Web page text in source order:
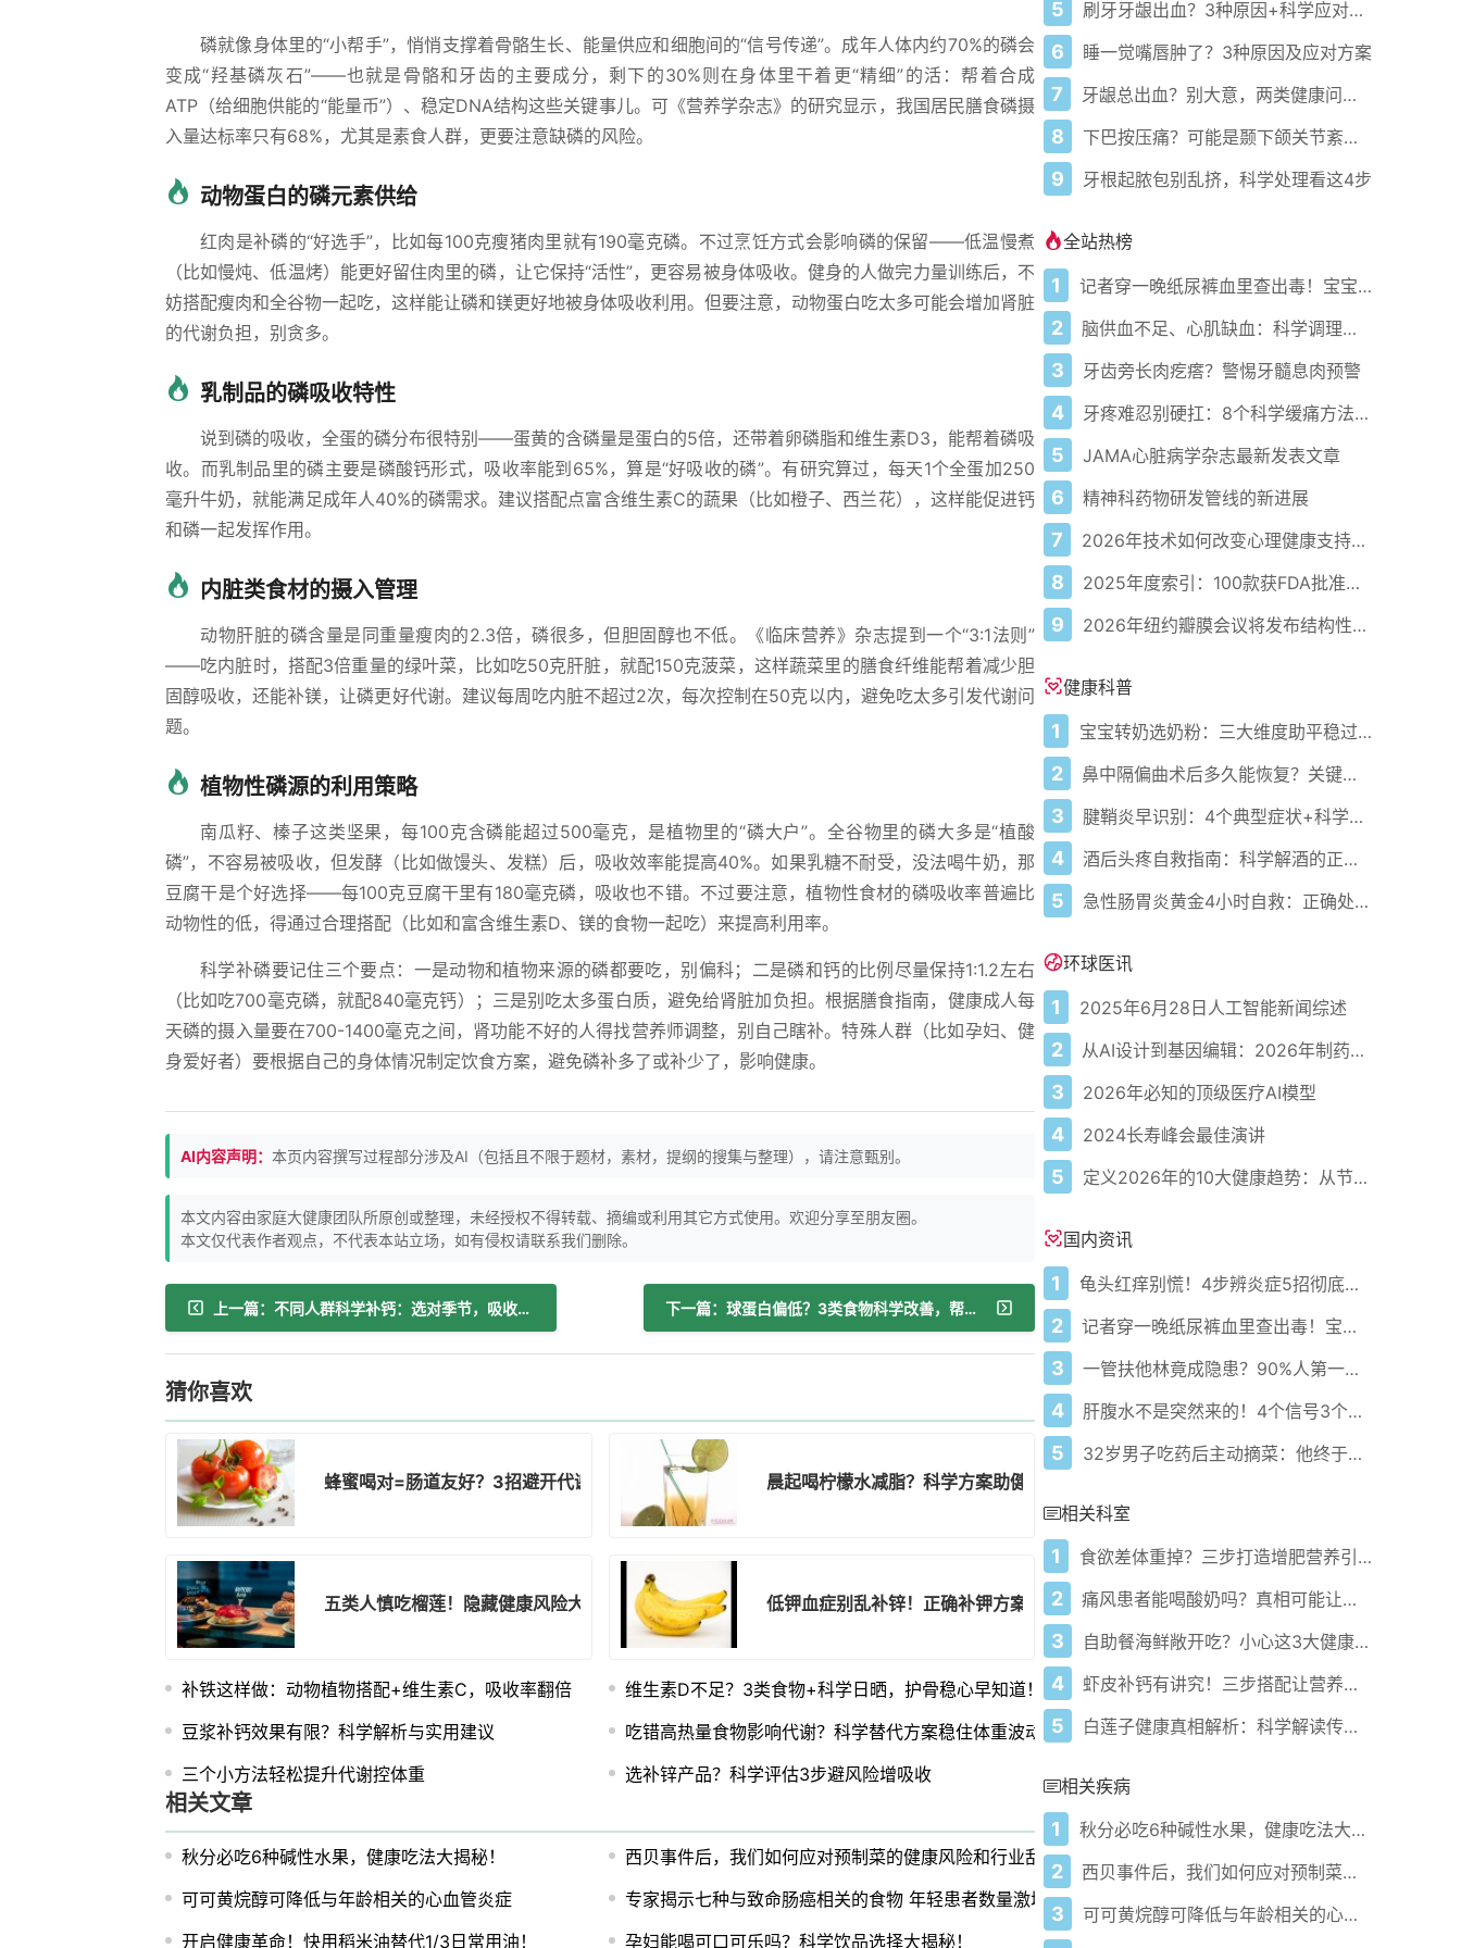
磷就像身体里的“小帮手”，悄悄支撑着骨骼生长、能量供应和细胞间的“信号传递”。成年人体内约70%的磷会
变成“羟基磷灰石”——也就是骨骼和牙齿的主要成分，剩下的30%则在身体里干着更“精细”的活：帮着合成
ATP（给细胞供能的“能量币”）、稳定DNA结构这些关键事儿。可《营养学杂志》的研究显示，我国居民膳食磷摄
入量达标率只有68%，尤其是素食人群，更要注意缺磷的风险。
动物蛋白的磷元素供给
红肉是补磷的“好选手”，比如每100克瘦猪肉里就有190毫克磷。不过烹饪方式会影响磷的保留——低温慢煮
（比如慢炖、低温烤）能更好留住肉里的磷，让它保持“活性”，更容易被身体吸收。健身的人做完力量训练后，不
妨搭配瘦肉和全谷物一起吃，这样能让磷和镁更好地被身体吸收利用。但要注意，动物蛋白吃太多可能会增加肾脏
的代谢负担，别贪多。
乳制品的磷吸收特性
说到磷的吸收，全蛋的磷分布很特别——蛋黄的含磷量是蛋白的5倍，还带着卵磷脂和维生素D3，能帮着磷吸
收。而乳制品里的磷主要是磷酸钙形式，吸收率能到65%，算是“好吸收的磷”。有研究算过，每天1个全蛋加250
毫升牛奶，就能满足成年人40%的磷需求。建议搭配点富含维生素C的蔬果（比如橙子、西兰花），这样能促进钙
和磷一起发挥作用。
内脏类食材的摄入管理
动物肝脏的磷含量是同重量瘦肉的2.3倍，磷很多，但胆固醇也不低。《临床营养》杂志提到一个“3:1法则”
——吃内脏时，搭配3倍重量的绿叶菜，比如吃50克肝脏，就配150克菠菜，这样蔬菜里的膳食纤维能帮着减少胆
固醇吸收，还能补镁，让磷更好代谢。建议每周吃内脏不超过2次，每次控制在50克以内，避免吃太多引发代谢问
题。
植物性磷源的利用策略
南瓜籽、榛子这类坚果，每100克含磷能超过500毫克，是植物里的“磷大户”。全谷物里的磷大多是“植酸
磷”，不容易被吸收，但发酵（比如做馒头、发糕）后，吸收效率能提高40%。如果乳糖不耐受，没法喝牛奶，那
豆腐干是个好选择——每100克豆腐干里有180毫克磷，吸收也不错。不过要注意，植物性食材的磷吸收率普遍比
动物性的低，得通过合理搭配（比如和富含维生素D、镁的食物一起吃）来提高利用率。
科学补磷要记住三个要点：一是动物和植物来源的磷都要吃，别偏科；二是磷和钙的比例尽量保持1:1.2左右
（比如吃700毫克磷，就配840毫克钙）；三是别吃太多蛋白质，避免给肾脏加负担。根据膳食指南，健康成人每
天磷的摄入量要在700-1400毫克之间，肾功能不好的人得找营养师调整，别自己瞎补。特殊人群（比如孕妇、健
身爱好者）要根据自己的身体情况制定饮食方案，避免磷补多了或补少了，影响健康。
AI内容声明： 本页内容撰写过程部分涉及AI（包括且不限于题材，素材，提纲的搜集与整理），请注意甄别。
本文内容由家庭大健康团队所原创或整理，未经授权不得转载、摘编或利用其它方式使用。欢迎分享至朋友圈。
本文仅代表作者观点，不代表本站立场，如有侵权请联系我们删除。
上一篇：不同人群科学补钙：选对季节，吸收效率更高 下一篇：球蛋白偏低？3类食物科学改善，帮你提升免疫防御
猜你喜欢
蜂蜜喝对=肠道友好？3招避开代谢雷区 晨起喝柠檬水减脂？科学方案助健康瘦身
五类人慎吃榴莲！隐藏健康风险大公开 低钾血症别乱补锌！正确补钾方案与饮食搭配
补铁这样做：动物植物搭配+维生素C，吸收率翻倍
维生素D不足？3类食物+科学日晒，护骨稳心早知道！
豆浆补钙效果有限？科学解析与实用建议
吃错高热量食物影响代谢？科学替代方案稳住体重波动！
三个小方法轻松提升代谢控体重
选补锌产品？科学评估3步避风险增吸收
相关文章
秋分必吃6种碱性水果，健康吃法大揭秘！
西贝事件后，我们如何应对预制菜的健康风险和行业乱象？
可可黄烷醇可降低与年龄相关的心血管炎症
专家揭示七种与致命肠癌相关的食物 年轻患者数量激增
开启健康革命！快用稻米油替代1/3日常用油！
孕妇能喝可口可乐吗？科学饮品选择大揭秘！
5 刷牙牙龈出血？3种原因+科学应对指南
6 睡一觉嘴唇肿了？3种原因及应对方案
7 牙龈总出血？别大意，两类健康问题预警
8 下巴按压痛？可能是颞下颌关节紊乱病
9 牙根起脓包别乱挤，科学处理看这4步
全站热榜
1 记者穿一晚纸尿裤血里查出毒！宝宝血液浓度竟是成人的5倍？
2 脑供血不足、心肌缺血：科学调理全攻略
3 牙齿旁长肉疙瘩？警惕牙髓息肉预警
4 牙疼难忍别硬扛：8个科学缓痛方法收好
5 JAMA心脏病学杂志最新发表文章
6 精神科药物研发管线的新进展
7 2026年技术如何改变心理健康支持的获取方式
8 2025年度索引：100款获FDA批准的AI驱动医疗设备
9 2026年纽约瓣膜会议将发布结构性心脏病最新研究成果
健康科普
1 宝宝转奶选奶粉：三大维度助平稳过渡
2 鼻中隔偏曲术后多久能恢复？关键看这几点
3 腱鞘炎早识别：4个典型症状+科学应对，避免关节卡壳
4 酒后头疼自救指南：科学解酒的正确打开方式
5 急性肠胃炎黄金4小时自救：正确处置与误区避坑关键
环球医讯
1 2025年6月28日人工智能新闻综述
2 从AI设计到基因编辑：2026年制药领域重大突破
3 2026年必知的顶级医疗AI模型
4 2024长寿峰会最佳演讲
5 定义2026年的10大健康趋势：从节律健康到冷热交替疗法
国内资讯
1 龟头红痒别慌！4步辨炎症5招彻底防复发
2 记者穿一晚纸尿裤血里查出毒！宝宝血液浓度竟是成人的5倍？
3 一管扶他林竟成隐患？90%人第一步就错了！
4 肝腹水不是突然来的！4个信号3个管理要点别等肚子鼓起来
5 32岁男子吃药后主动摘菜：他终于活过来了？
相关科室
1 食欲差体重掉？三步打造增肥营养引擎！
2 痛风患者能喝酸奶吗？真相可能让你意外！
3 自助餐海鲜敞开吃？小心这3大健康雷区
4 虾皮补钙有讲究！三步搭配让营养翻倍
5 白莲子健康真相解析：科学解读传统食材的现代价值
相关疾病
1 秋分必吃6种碱性水果，健康吃法大揭秘！
2 西贝事件后，我们如何应对预制菜的健康风险和行业乱象？
3 可可黄烷醇可降低与年龄相关的心血管炎症